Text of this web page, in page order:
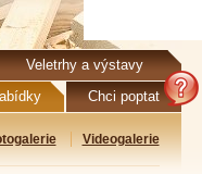
Veletrhy a výstavy
Chci poptat
Videogalerie